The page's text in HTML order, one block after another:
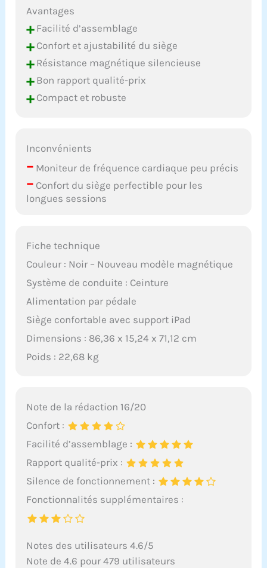
Avantages
+Facilité d’assemblage
+Confort et ajustabilité du siège
+Résistance magnétique silencieuse
+Bon rapport qualité-prix
+Compact et robuste
Inconvénients
– Moniteur de fréquence cardiaque peu précis
– Confort du siège perfectible pour les
longues sessions
Fiche technique
Couleur : Noir – Nouveau modèle magnétique
Système de conduite : Ceinture
Alimentation par pédale
Siège confortable avec support iPad
Dimensions : 86,36 x 15,24 x 71,12 cm
Poids : 22,68 kg
Note de la rédaction 16/20
Confort :
Facilité d’assemblage :
Rapport qualité-prix :
Silence de fonctionnement :
Fonctionnalités supplémentaires :
Notes des utilisateurs 4.6/5
Note de 4.6 pour 479 utilisateurs